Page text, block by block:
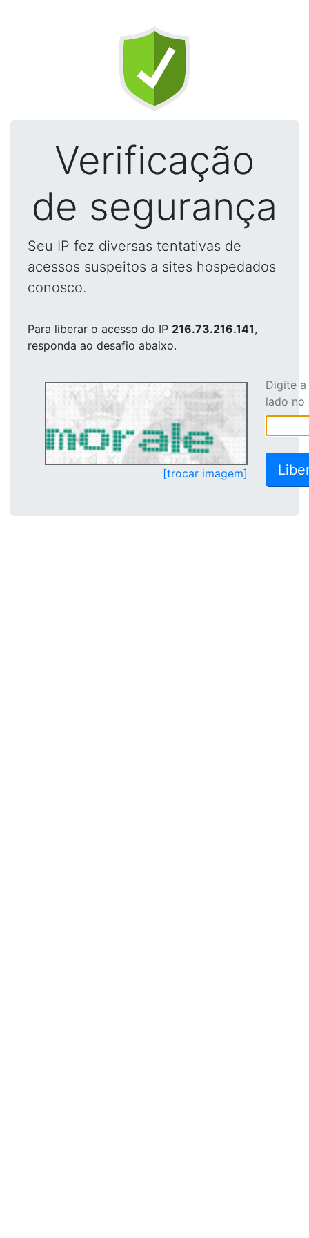
Verificação
de segurança
Seu IP fez diversas tentativas de
acessos suspeitos a sites hospedados
conosco.
Para liberar o acesso do IP 216.73.216.141,
responda ao desafio abaixo.
[trocar imagem]
Digite
lado no